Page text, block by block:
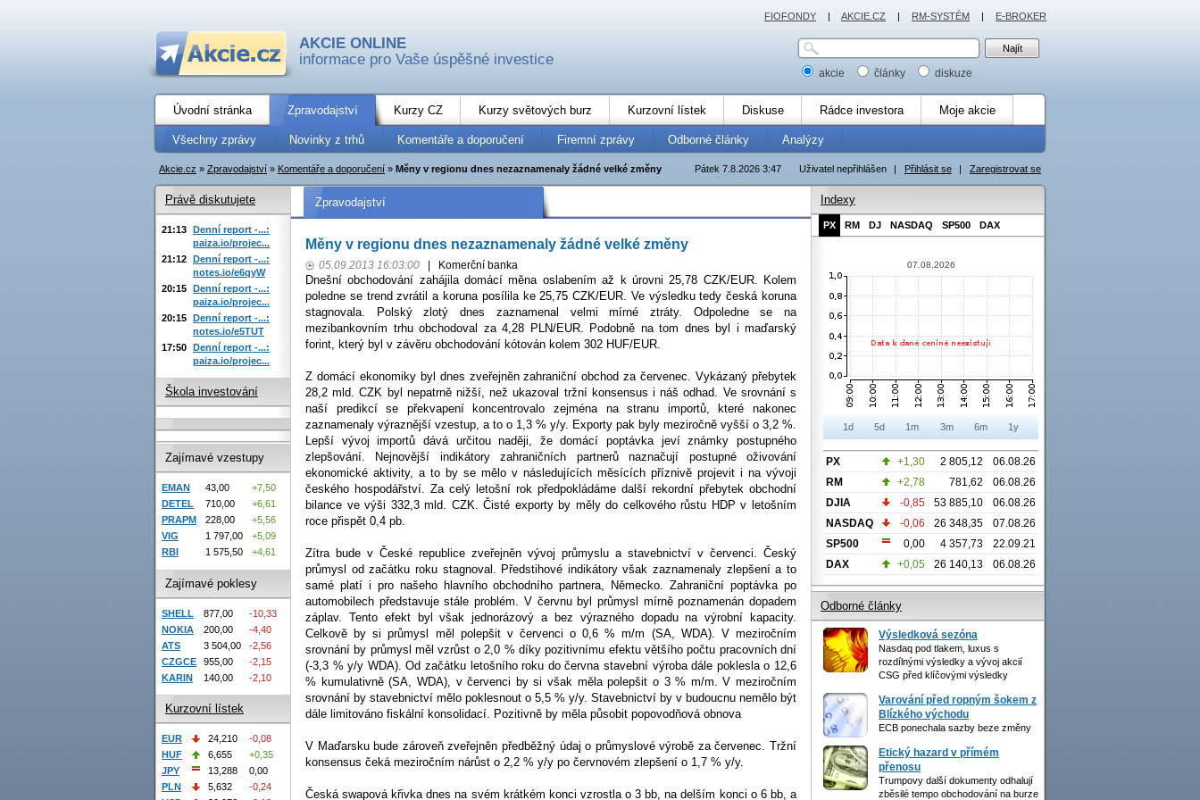
AKCIE ONLINE
informace pro Vaše úspěšné investice
akcie články diskuze
Úvodní stránka Zpravodajství Kurzy CZ Kurzy světových burz Kurzovní lístek Diskuse Rádce investora Moje akcie
Všechny zprávy Novinky z trhů Komentáře a doporučení Firemní zprávy Odborné články Analýzy
Uživatel nepřihlášen | Přihlásit se | Zaregistrovat se
Pátek 7.8.2026 3:47
Akcie.cz » Zpravodajství » Komentáře a doporučení » Měny v regionu dnes nezaznamenaly žádné velké změny
Zpravodajství
Měny v regionu dnes nezaznamenaly žádné velké změny
05.09.2013 16:03:00 Komerční banka
Dnešní obchodování zahájila domácí měna oslabením až k úrovni 25,78 CZK/EUR. Kolem
poledne se trend zvrátil a koruna posílila ke 25,75 CZK/EUR. Ve výsledku tedy česká koruna
stagnovala. Polský zlotý dnes zaznamenal velmi mírné ztráty. Odpoledne se na
mezibankovním trhu obchodoval za 4,28 PLN/EUR. Podobně na tom dnes byl i maďarský
forint, který byl v závěru obchodování kótován kolem 302 HUF/EUR.
Z domácí ekonomiky byl dnes zveřejněn zahraniční obchod za červenec. Vykázaný přebytek
28,2 mld. CZK byl nepatrně nižší, než ukazoval tržní konsensus i náš odhad. Ve srovnání s
naší predikcí se překvapení koncentrovalo zejména na stranu importů, které nakonec
zaznamenaly výraznější vzestup, a to o 1,3 % y/y. Exporty pak byly meziročně vyšší o 3,2 %.
Lepší vývoj importů dává určitou naději, že domácí poptávka jeví známky postupného
zlepšování. Nejnovější indikátory zahraničních partnerů naznačují postupné oživování
ekonomické aktivity, a to by se mělo v následujících měsících příznivě projevit i na vývoji
českého hospodářství. Za celý letošní rok předpokládáme další rekordní přebytek obchodní
bilance ve výši 332,3 mld. CZK. Čisté exporty by měly do celkového růstu HDP v letošním
roce přispět 0,4 pb.
Zítra bude v České republice zveřejněn vývoj průmyslu a stavebnictví v červenci. Český
průmysl od začátku roku stagnoval. Předstihové indikátory však zaznamenaly zlepšení a to
samé platí i pro našeho hlavního obchodního partnera, Německo. Zahraniční poptávka po
automobilech představuje stále problém. V červnu byl průmysl mírně poznamenán dopadem
záplav. Tento efekt byl však jednorázový a bez výrazného dopadu na výrobní kapacity.
Celkově by si průmysl měl polepšit v červenci o 0,6 % m/m (SA, WDA). V meziročním
srovnání by průmysl měl vzrůst o 2,0 % díky pozitivnímu efektu většího počtu pracovních dní
(-3,3 % y/y WDA). Od začátku letošního roku do června stavební výroba dále poklesla o 12,6
% kumulativně (SA, WDA), v červenci by si však měla polepšit o 3 % m/m. V meziročním
srovnání by stavebnictví mělo poklesnout o 5,5 % y/y. Stavebnictví by v budoucnu nemělo být
dále limitováno fiskální konsolidací. Pozitivně by měla působit popovodňová obnova
V Maďarsku bude zároveň zveřejněn předběžný údaj o průmyslové výrobě za červenec. Tržní
konsensus čeká meziročním nárůst o 2,2 % y/y po červnovém zlepšení o 1,7 % y/y.
Česká swapová křivka dnes na svém krátkém konci vzrostla o 3 bb, na delším konci o 6 bb, a
Právě diskutujete
21:13 Denní report -...:
paiza.io/projec...
21:12 Denní report -...:
notes.io/e6qyW
20:15 Denní report -...:
paiza.io/projec...
20:15 Denní report -...:
notes.io/e5TUT
17:50 Denní report -...:
paiza.io/projec...
Škola investování
Zajímavé vzestupy
EMAN 43,00
+7,50
DETEL
710,00
+6,61
PRAPM
228,00
+5,56
VIG
1 797,00
+5,09
RBI
1 575,50 +4,61
Zajímavé poklesy
SHELL 877,00
-10,33
NOKIA
200,00
-4,40
ATS
3 504,00
-2,56
CZGCE
955,00
-2,15
KARIN
140,00 -2,10
Kurzovní lístek
EUR 24,210
-0,08
HUF
6,655
+0,35
JPY
13,288
0,00
PLN
5,632
-0,24
Indexy
PX RM DJ NASDAQ SP500 DAX
07.08.2026
1d 5d 1m 3m 6m 1y
PX +1,30 2 805,12
06.08.26
RM
+2,78 781,62
06.08.26
DJIA
-0,85 53 885,10
06.08.26
NASDAQ
-0,06 26 348,35
07.08.26
SP500
0,00 4 357,73
22.09.21
DAX
+0,05 26 140,13 06.08.26
Odborné články
Výsledková sezóna
Nasdaq pod tlakem, luxus s
rozdílnými výsledky a vývoj akcií
CSG před klíčovými výsledky
Varování před ropným šokem z
Blízkého východu
ECB ponechala sazby beze změny
Etický hazard v přímém
přenosu
Trumpovy další dokumenty odhalují
zběsilé tempo obchodování na burze
FIOFONDY | AKCIE.CZ | RM-SYSTÉM | E-BROKER